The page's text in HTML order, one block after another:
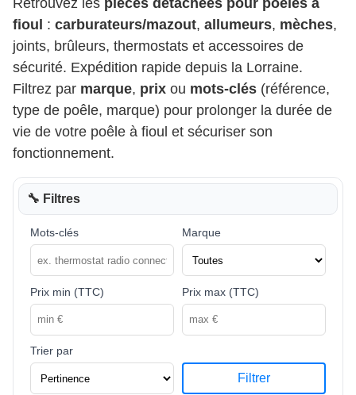
Retrouvez les pièces détachées pour poêles à
fioul : carburateurs/mazout, allumeurs, mèches,
joints, brûleurs, thermostats et accessoires de
sécurité. Expédition rapide depuis la Lorraine.
Filtrez par marque, prix ou mots-clés (référence,
type de poêle, marque) pour prolonger la durée de
vie de votre poêle à fioul et sécuriser son
fonctionnement.
🔧 Filtres
Mots-clés Marque
Prix min (TTC) Prix max (TTC)
Trier par
Filtrer